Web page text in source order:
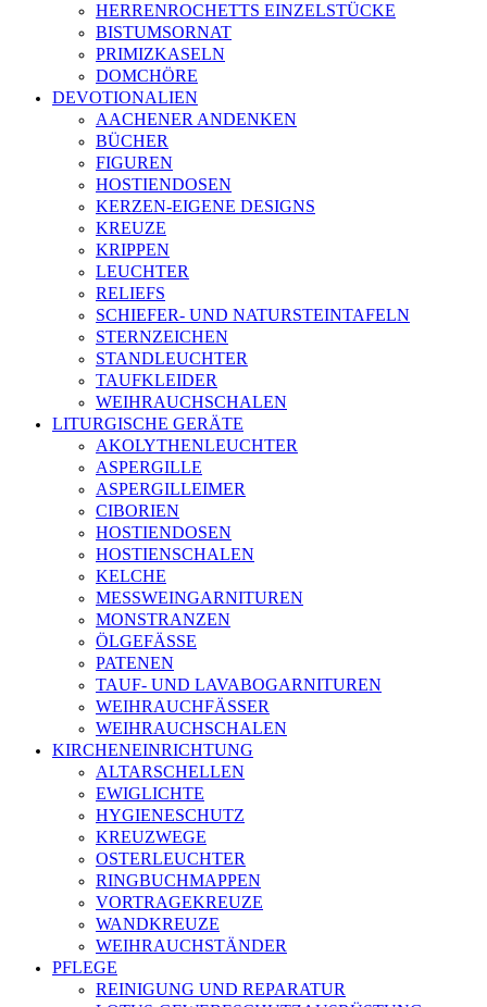
HERRENROCHETTS EINZELSTÜCKE
BISTUMSORNAT
PRIMIZKASELN
DOMCHÖRE
DEVOTIONALIEN
AACHENER ANDENKEN
BÜCHER
FIGUREN
HOSTIENDOSEN
KERZEN-EIGENE DESIGNS
KREUZE
KRIPPEN
LEUCHTER
RELIEFS
SCHIEFER- UND NATURSTEINTAFELN
STERNZEICHEN
STANDLEUCHTER
TAUFKLEIDER
WEIHRAUCHSCHALEN
LITURGISCHE GERÄTE
AKOLYTHENLEUCHTER
ASPERGILLE
ASPERGILLEIMER
CIBORIEN
HOSTIENDOSEN
HOSTIENSCHALEN
KELCHE
MESSWEINGARNITUREN
MONSTRANZEN
ÖLGEFÄSSE
PATENEN
TAUF- UND LAVABOGARNITUREN
WEIHRAUCHFÄSSER
WEIHRAUCHSCHALEN
KIRCHENEINRICHTUNG
ALTARSCHELLEN
EWIGLICHTE
HYGIENESCHUTZ
KREUZWEGE
OSTERLEUCHTER
RINGBUCHMAPPEN
VORTRAGEKREUZE
WANDKREUZE
WEIHRAUCHSTÄNDER
PFLEGE
REINIGUNG UND REPARATUR